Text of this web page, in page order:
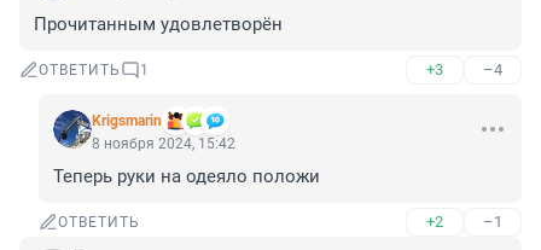
Прочитанным удовлетворён
ОТВЕТИТЬ 1 +3 –4
Krigsmarin
8 ноября 2024, 15:42
Теперь руки на одеяло положи
ОТВЕТИТЬ +2 –1